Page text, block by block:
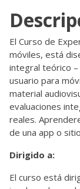
El Curso de
móviles, está
integral teórico
usuario para
material
evaluaciones
reales.
de una app o
Dirigido a:
El curso está